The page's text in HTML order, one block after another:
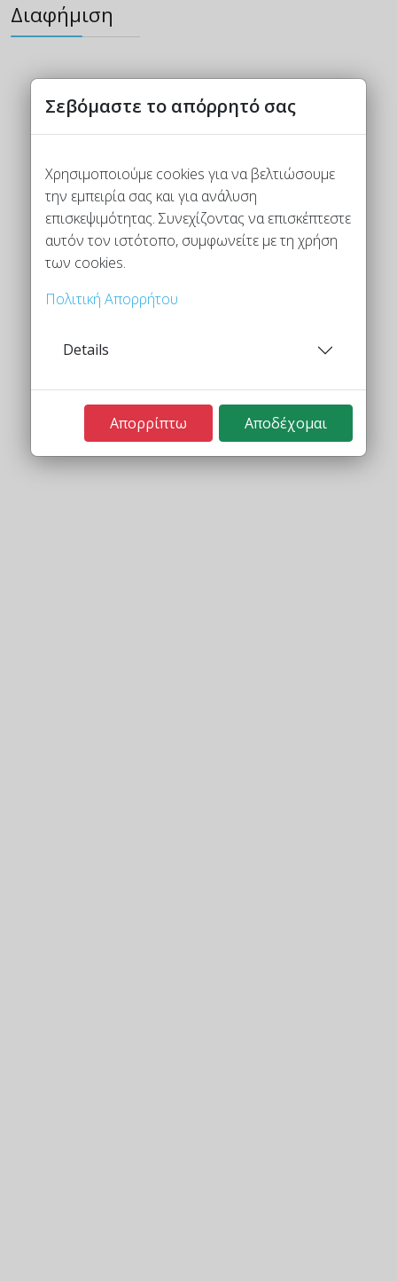
Διαφήμιση
Σεβόμαστε το απόρρητό σας
Χρησιμοποιούμε cookies για να βελτιώσουμε
την εμπειρία σας και για ανάλυση
επισκεψιμότητας. Συνεχίζοντας να επισκέπτεστε
αυτόν τον ιστότοπο, συμφωνείτε με τη χρήση
των cookies.
Πολιτική Απορρήτου
Details
Απορρίπτω Αποδέχομαι